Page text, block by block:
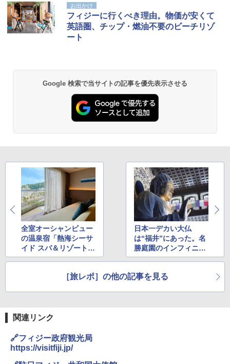
お出かけ
フィジーに行くべき理由。物価が安くて
英語圏、チップ・燃油不要のビーチリゾ
ート
Google 検索で当サイトの記事を優先表示させる
全室オーシャンビュー
の温泉宿「熱海シーサ
イド スパ＆リゾート」
は海鮮丼に浜焼き、カ
夏の絶景＆グルメ旅へ
日本一デカい大仏
は“福井”にあった。名
勝庭園のインフィニテ
ィ縁側で涼み、越前お
しれる1日旅へ
［旅レポ］の他の記事を見る
関連リンク
🔗フィジー政府観光局
https://visitfiji.jp/